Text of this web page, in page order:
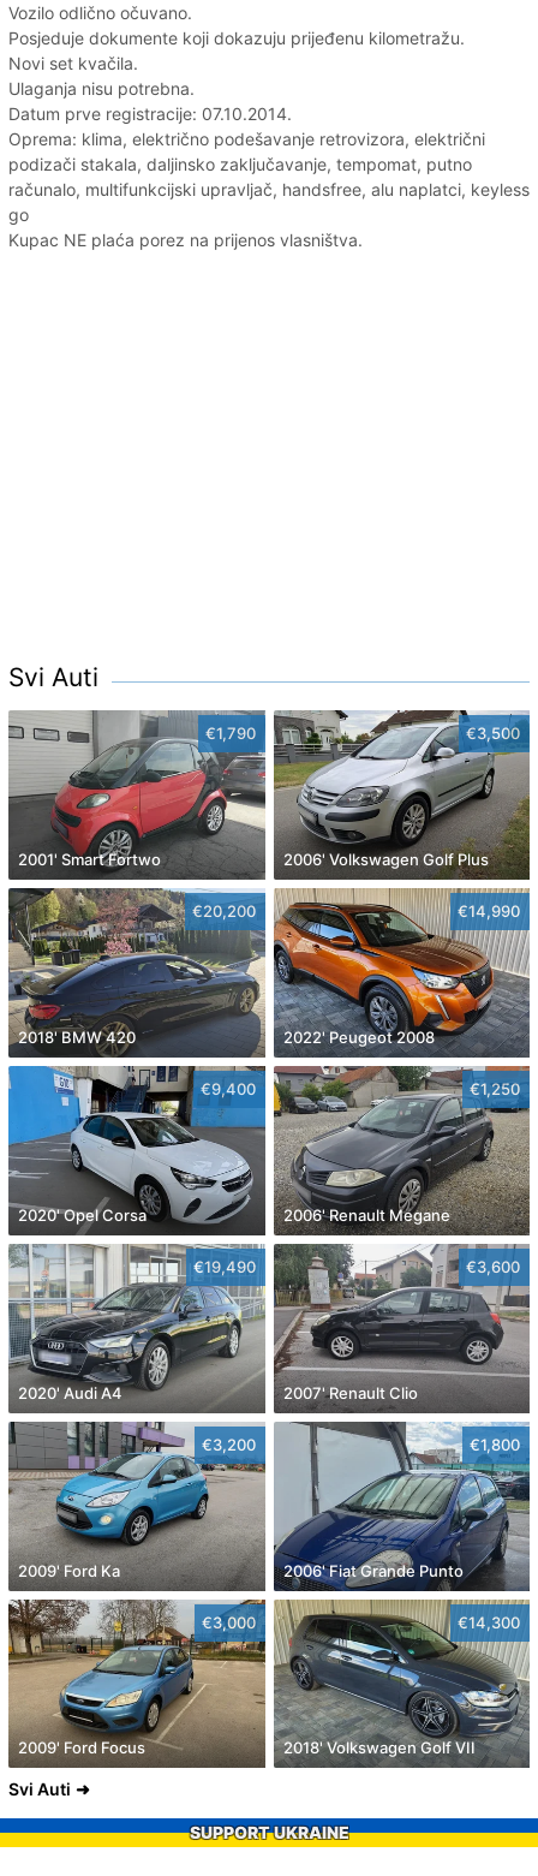
Vozilo odlično očuvano.
Posjeduje dokumente koji dokazuju prijeđenu kilometražu.
Novi set kvačila.
Ulaganja nisu potrebna.
Datum prve registracije: 07.10.2014.
Oprema: klima, električno podešavanje retrovizora, električni
podizači stakala, daljinsko zaključavanje, tempomat, putno
računalo, multifunkcijski upravljač, handsfree, alu naplatci, keyless
go
Kupac NE plaća porez na prijenos vlasništva.
Svi Auti
€1,790
2001' Smart Fortwo
€3,500
2006' Volkswagen Golf Plus
€20,200
2018' BMW 420
€14,990
2022' Peugeot 2008
€9,400
2020' Opel Corsa
€1,250
2006' Renault Megane
€19,490
2020' Audi A4
€3,600
2007' Renault Clio
€3,200
2009' Ford Ka
€1,800
2006' Fiat Grande Punto
€3,000
2009' Ford Focus
€14,300
2018' Volkswagen Golf VII
Svi Auti
SUPPORT UKRAINE